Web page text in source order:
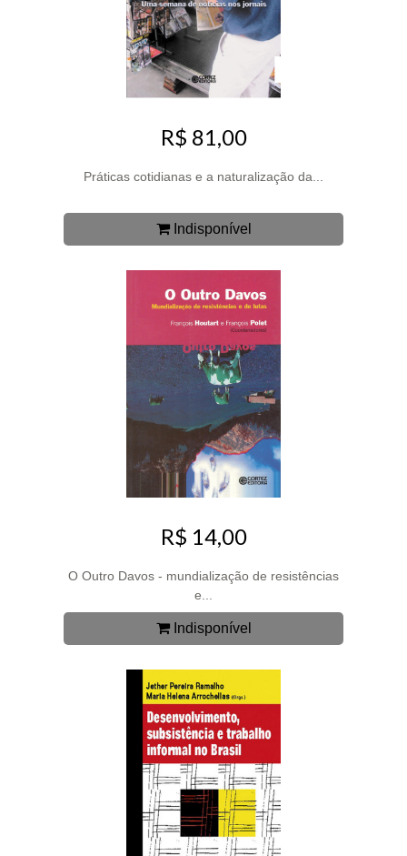
R$ 81,00
Práticas cotidianas e a naturalização da...
Indisponível
R$ 14,00
O Outro Davos - mundialização de resistências
e...
Indisponível